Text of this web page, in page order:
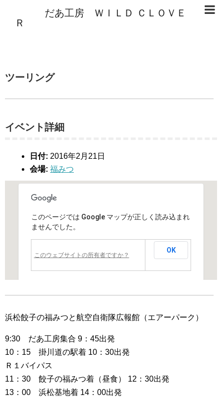
だあ工房 ＷＩＬＤ ＣＬＯＶＥ
Ｒ
ツーリング
イベント詳細
日付: 2016年2月21日
会場: 福みつ
このページでは Google マップが正しく読み込まれ
ませんでした。
このウェブサイトの所有者ですか？
OK
浜松餃子の福みつと航空自衛隊広報館（エアーパーク）
9:30 だあ工房集合 9：45出発
10：15 掛川道の駅着 10：30出発
Ｒ１バイパス
11：30 餃子の福みつ着（昼食） 12：30出発
13：00 浜松基地着 14：00出発